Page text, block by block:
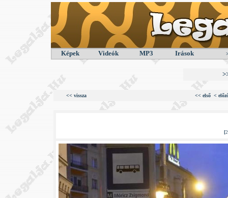
Képek Videók MP3 Irások
<< vissza << első <
[